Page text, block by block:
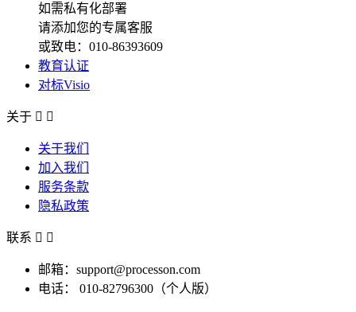
如需私有化部署
请添加您的专属客服
或致电：010-86393609
教育认证
对标Visio
关于  
关于我们
加入我们
服务条款
隐私政策
联系  
邮箱：support@processon.com
电话：
010-82796300（个人版）